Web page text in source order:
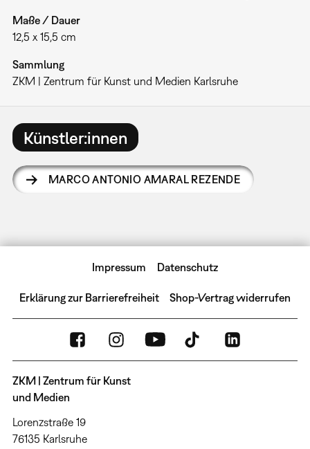
Maße / Dauer
12,5 x 15,5 cm
Sammlung
ZKM | Zentrum für Kunst und Medien Karlsruhe
Künstler:innen
MARCO ANTONIO AMARAL REZENDE
Impressum Datenschutz
Erklärung zur Barrierefreiheit Shop-Vertrag widerrufen
ZKM | Zentrum für Kunst
und Medien
Lorenzstraße 19
76135 Karlsruhe